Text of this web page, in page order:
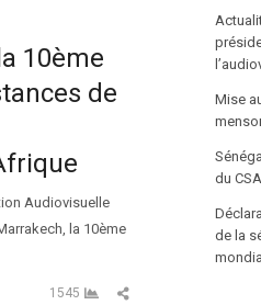
10ème
de
Audiovisuelle
la 10ème
1545 Partager cet article
Mise
du
de la